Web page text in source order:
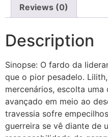
Reviews (0)
Description
Sinopse: O fardo da
que o pior pesadelo.
mercenários, escolta
avançado em meio ao
travessia sofre
guerreira se vê diante de